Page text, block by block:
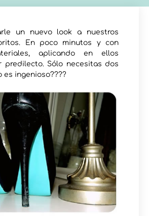
un nuevo look a nuestros
En poco minutos y con
aplicando en ellos
predilecto. Sólo necesitas dos
es ingenioso????